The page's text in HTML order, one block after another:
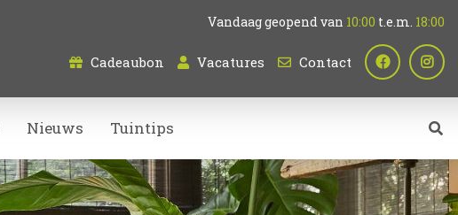
Vandaag geopend van 10:00 t.e.m. 18:00
Cadeaubon Vacatures Contact
Nieuws Tuintips